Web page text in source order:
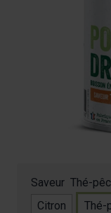
Pour les
Maintient la
Contient de la
Sucres à
Saveur Thé-
Citron
Thé-